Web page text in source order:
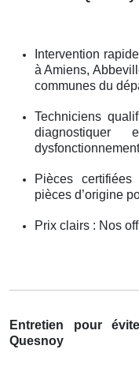
Intervention
à Amiens,
communes du
Techniciens
Pièces
pièces d’origine
Prix clairs : Nos
Entretien pour
Quesnoy